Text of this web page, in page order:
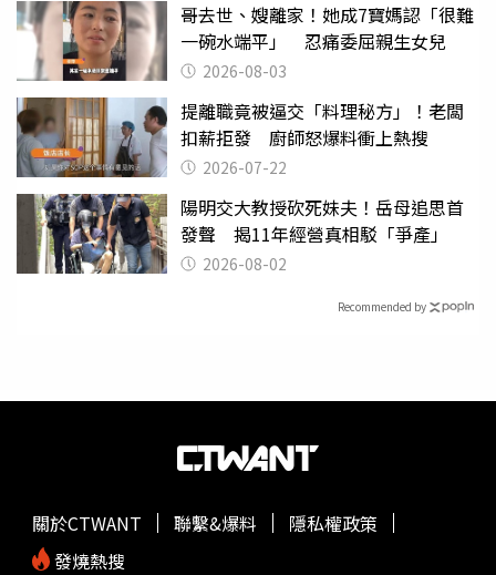
哥去世、嫂離家！她成7寶媽認「很難
一碗水端平」 忍痛委屈親生女兒
2026-08-03
提離職竟被逼交「料理秘方」！老闆
扣薪拒發 廚師怒爆料衝上熱搜
2026-07-22
陽明交大教授砍死妹夫！岳母追思首
發聲 揭11年經營真相駁「爭產」
2026-08-02
Recommended by
關於CTWANT 聯繫&爆料
隱私權政策
發燒熱搜